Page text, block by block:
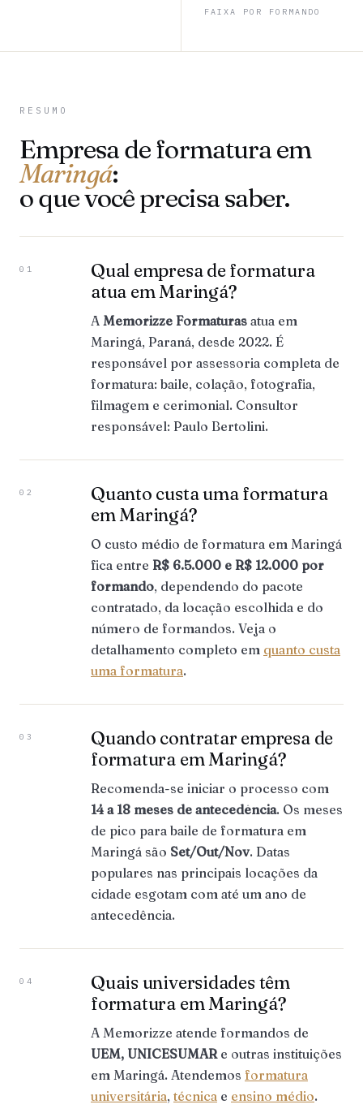
FAIXA POR FORMANDO
RESUMO
Empresa de formatura em
Maringá:
o que você precisa saber.
01
Qual empresa de formatura
atua em Maringá?
A Memorizze Formaturas atua em
Maringá, Paraná, desde 2022. É
responsável por assessoria completa de
formatura: baile, colação, fotografia,
filmagem e cerimonial. Consultor
responsável: Paulo Bertolini.
02
Quanto custa uma formatura
em Maringá?
O custo médio de formatura em Maringá
fica entre R$ 6.5.000 e R$ 12.000 por
formando, dependendo do pacote
contratado, da locação escolhida e do
número de formandos. Veja o
detalhamento completo em quanto custa
uma formatura.
03
Quando contratar empresa de
formatura em Maringá?
Recomenda-se iniciar o processo com
14 a 18 meses de antecedência. Os meses
de pico para baile de formatura em
Maringá são Set/Out/Nov. Datas
populares nas principais locações da
cidade esgotam com até um ano de
antecedência.
04
Quais universidades têm
formatura em Maringá?
A Memorizze atende formandos de
UEM, UNICESUMARe outras instituições
em Maringá. Atendemos formatura
universitária, técnica e ensino médio.